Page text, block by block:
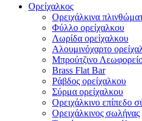
Ορείχαλκος
Ορειχάλκινα
Φύλλο ορείχαλκου
Λωρίδα ορείχαλκου
Αλουμινόχαρτο
Μπρούτζινο
Brass Flat Bar
Ράβδος ορείχαλκου
Σύρμα ορείχαλκου
Ορειχάλκινο επίπεδο
Ορειχάλκινος σωλήνας